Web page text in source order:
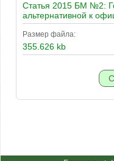
Статья 2015 БМ №2:
альтернативной к
Размер файла:
355.626 kb